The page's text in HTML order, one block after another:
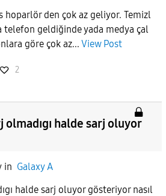
hoparlör den çok az geliyor. Temizl
telefon geldiğinde yada medya çal
göre çok az... View Post
2
halde sarj oluyor
in Galaxy A
halde sarj oluyor gösteriyor nasıl